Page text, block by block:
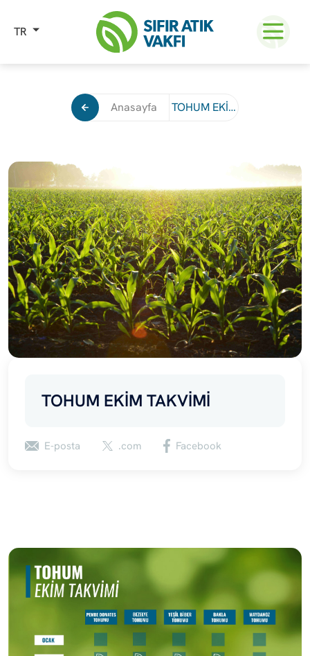
TR
Anasayfa TOHUM EKİM TAKVİMİ
TOHUM EKİM TAKVİMİ
E-posta .com Facebook